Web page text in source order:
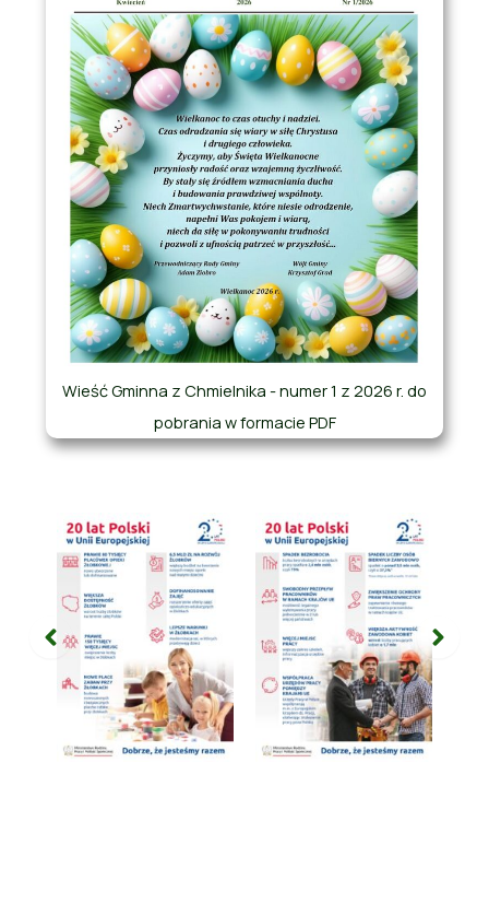
Wieść Gminna z Chmielnika - numer 1 z 2026 r. do
pobrania w formacie PDF